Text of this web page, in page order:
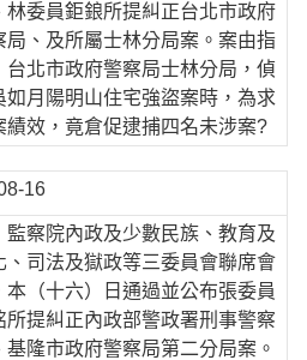
林委員鉅鋃所提糾正台北市政府
局、及所屬士林分局案。案由指
台北市政府警察局士林分局，偵
如月陽明山住宅強盜案時，為求
績效，竟倉促逮捕四名未涉案?
16
院內政及少數民族、教育及
、司法及獄政等三委員會聯席會
本（十六）日通過並公布張委員
所提糾正內政部警政署刑事警察
基隆市政府警察局第二分局案。